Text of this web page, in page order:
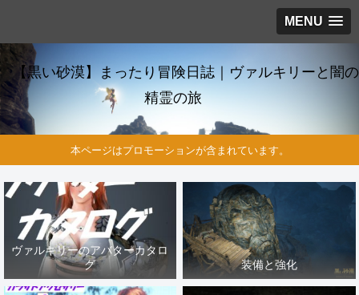
MENU
【黒い砂漠】まったり冒険日誌｜ヴァルキリーと闇の
精霊の旅
本ページはプロモーションが含まれています。
ヴァルキリーのアバターカタロ
グ
装備と強化